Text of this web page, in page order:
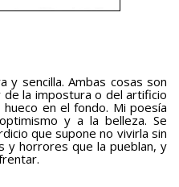
y sencilla. Ambas cosas son
la impostura o del artificio
en el fondo. Mi poesía
y a la belleza. Se
que supone no vivirla sin
y horrores que la pueblan, y